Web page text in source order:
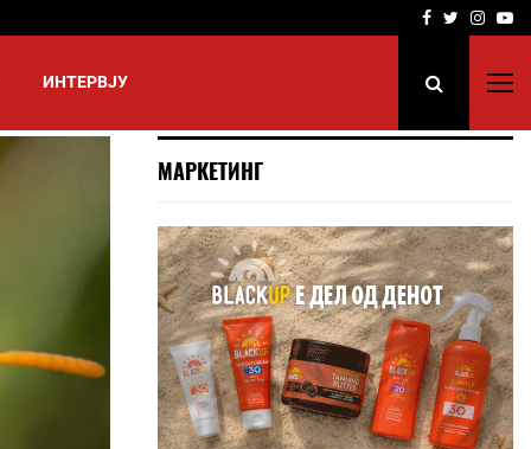
Facebook
Twitter
ИНТЕРВЈУ
МАРКЕТИНГ